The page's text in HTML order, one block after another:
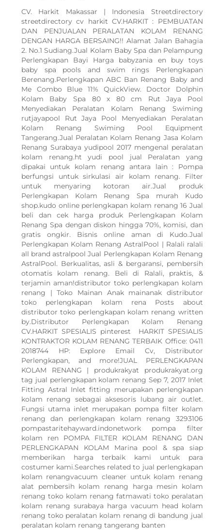
CV. Harkit Makassar | Indonesia Streetdirectory
streetdirectory cv harkit CV.HARKIT : PEMBUATAN
DAN PENJUALAN PERALATAN KOLAM RENANG
DENGAN HARGA BERSAING!! Alamat Jalan Bahagia
2. No.1 Sudiang.Jual Kolam Baby Spa dan Pelampung
Perlengkapan Bayi Harga babyzania en buy toys
baby spa pools and swim rings Perlengkapan
Berenang.Perlengkapan ABC Ban Renang Baby and
Me Combo Blue 11% QuickView. Doctor Dolphin
Kolam Baby Spa 80 x 80 cm Rut Jaya Pool
Menyediakan Peralatan Kolam Renang Swiming
rutjayapool Rut Jaya Pool Menyediakan Peralatan
Kolam Renang Swiming Pool Equipment
Tangerang.Jual Peralatan Kolam Renang Jasa Kolam
Renang Surabaya yudipool 2017 mengenal peralatan
kolam renang.ht yudi pool jual Peralatan yang
dipakai untuk kolam renang antara lain : Pompa
berfungsi untuk sirkulasi air kolam renang. Filter
untuk menyaring kotoran air.Jual produk
Perlengkapan Kolam Renang Spa murah Kudo
shop.kudo online perlengkapan kolam renang 16 Jual
beli dan cek harga produk Perlengkapan Kolam
Renang Spa dengan diskon hingga 70%, komisi, dan
gratis ongkir. Bisnis online aman di Kudo.Jual
Perlengkapan Kolam Renang AstralPool | Ralali ralali
all brand astralpool Jual Perlengkapan Kolam Renang
AstralPool. Berkualitas, asli & bergaransi, pembersih
otomatis kolam renang. Beli di Ralali, praktis, &
terjamin aman!distributor toko perlengkapan kolam
renang | Toko Mainan Anak mainanak distributor
toko perlengkapan kolam rena Posts about
distributor toko perlengkapan kolam renang written
by.Distributor Perlengkapan Kolam Renang
CV.HARKIT SPESIALIS pinterest HARKIT SPESIALIS
KONTRAKTOR KOLAM RENANG TERBAIK Office: 0411
2018744 HP: Explore Email Cv, Distributor
Perlengkapan, and more!JUAL PERLENGKAPAN
KOLAM RENANG | produkrakyat produkrakyat.org
tag jual perlengkapan kolam renang Sep 7, 2017 Inlet
Fitting Astral Inlet fitting merupakan perlengkapan
kolam renang sebagai aksesoris lubang air outlet.
Fungsi utama inlet merupakan pompa filter kolam
renang dan perlengkapan kolam renang 3293106
pompastaritehayward.indonetwork pompa filter
kolam ren POMPA FILTER KOLAM RENANG DAN
PERLENGKAPAN KOLAM Marina pool & spa siap
memberikan harga terbaik kami untuk para
costumer kami.Searches related to jual perlengkapan
kolam renangvacuum cleaner untuk kolam renang
alat pembersih kolam renang harga mesin kolam
renang toko kolam renang fatmawati toko peralatan
kolam renang surabaya harga vacuum head kolam
renang toko peralatan kolam renang di bandung jual
peralatan kolam renang tangerang banten